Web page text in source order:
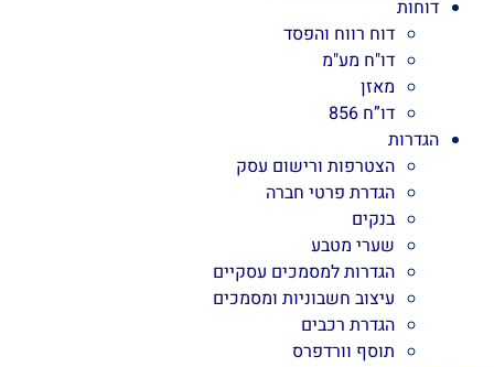
דוחות
דוח רווח והפסד
דו"ח מע"מ
מאזן
דו”ח 856
הגדרות
הצטרפות ורישום עסק
הגדרת פרטי חברה
בנקים
שערי מטבע
הגדרות למסמכים עסקיים
עיצוב חשבוניות ומסמכים
הגדרת רכבים
תוסף וורדפרס